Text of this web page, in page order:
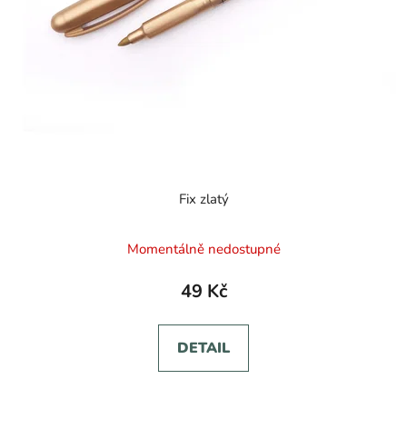
Fix zlatý
Momentálně nedostupné
49 Kč
DETAIL